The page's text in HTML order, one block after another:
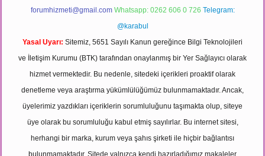
forumhizmeti@gmail.com Whatsapp: 0262 606 0 726 Telegram:
@karabul
Yasal Uyarı: Sitemiz, 5651 Sayılı Kanun gereğince Bilgi Teknolojileri
ve İletişim Kurumu (BTK) tarafından onaylanmış bir Yer Sağlayıcı olarak
hizmet vermektedir. Bu nedenle, sitedeki içerikleri proaktif olarak
denetleme veya araştırma yükümlülüğümüz bulunmamaktadır. Ancak,
üyelerimiz yazdıkları içeriklerin sorumluluğunu taşımakta olup, siteye
üye olarak bu sorumluluğu kabul etmiş sayılırlar. Bu internet sitesi,
herhangi bir marka, kurum veya şahıs şirketi ile hiçbir bağlantısı
bulunmamaktadır. Sitede yalnızca kendi hazırladığımız makaleler